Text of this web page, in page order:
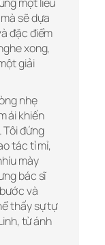
sẽ dựa
đặc điểm
xong,
giải
nhẹ
ái khiến
đứng
tác tỉ mỉ,
mày
bác sĩ
và
thấy sự tự
từ ánh